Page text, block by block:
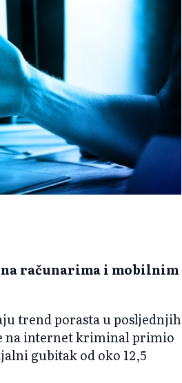
računarima i mobilnim
trend porasta u posljednjih
na internet kriminal primio
gubitak od oko 12,5